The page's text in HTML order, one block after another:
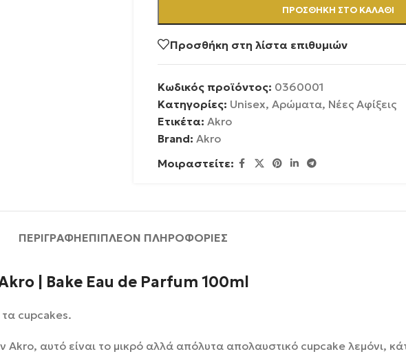
ΠΡΟΣΘΉΚΗ ΣΤΟ ΚΑΛΆΘΙ
Προσθήκη στη λίστα επιθυμιών
Κωδικός προϊόντος: 0360001
Κατηγορίες: Unisex, Αρώματα, Νέες Αφίξεις
Ετικέτα: Akro
Brand: Akro
Μοιραστείτε:
ΠΕΡΙΓΡΑΦΉΕΠΙΠΛΈΟΝ ΠΛΗΡΟΦΟΡΊΕΣ
| Bake Eau de Parfum 100ml
τα cupcakes.
Akro, αυτό είναι το μικρό αλλά απόλυτα απολαυστικό cupcake λεμόνι,